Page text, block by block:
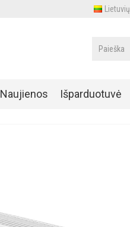
Lietuvių
Naujienos Išparduotuvė